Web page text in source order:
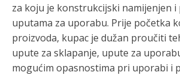
za koju je konstrukcijski namijenjen
uputama za uporabu. Prije početka
proizvoda, kupac je dužan proučiti
upute za sklapanje, upute za
mogućim opasnostima pri uporabi i